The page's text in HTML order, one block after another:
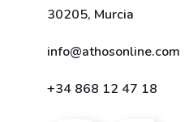
30205, Murcia
info@athosonline.com
+34 868 12 47 18